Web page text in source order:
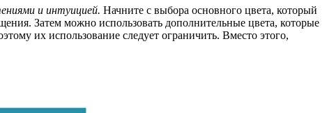
и интуицией. Начните с выбора основного цвета, который
Затем можно использовать дополнительные цвета, которые
их использование следует ограничить. Вместо этого,